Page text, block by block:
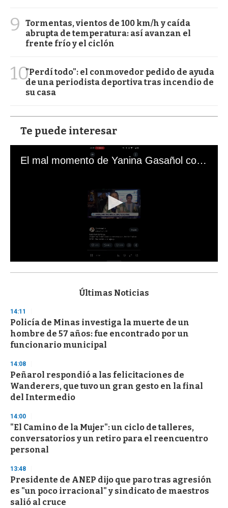
9
Tormentas, vientos de 100 km/h y caída
abrupta de temperatura: así avanzan el
frente frío y el ciclón
10"Perdí todo": el conmovedor pedido de ayuda
de una periodista deportiva tras incendio de
su casa
Te puede interesar
El mal momento de Yanina Gasañol con un hincha argentino en "Subrayado"
s
d
s
o
f
3
s
e
c
o
n
Últimas Noticias
14:11
Policía de Minas investiga la muerte de un
hombre de 57 años: fue encontrado por un
funcionario municipal
14:08
Peñarol respondió a las felicitaciones de
Wanderers, que tuvo un gran gesto en la final
del Intermedio
14:00
"El Camino de la Mujer": un ciclo de talleres,
conversatorios y un retiro para el reencuentro
personal
13:48
Presidente de ANEP dijo que paro tras agresión
es "un poco irracional" y sindicato de maestros
salió al cruce